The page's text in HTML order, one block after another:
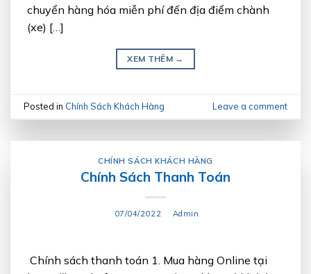
chuyển hàng hóa miễn phí đến địa điểm chành
(xe) […]
XEM THÊM →
Posted in Chính Sách Khách Hàng Leave a comment
CHÍNH SÁCH KHÁCH HÀNG
Chính Sách Thanh Toán
07/04/2022 Admin
Chính sách thanh toán 1. Mua hàng Online tại